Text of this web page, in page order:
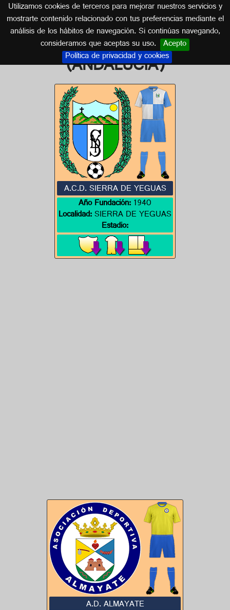
Utilizamos cookies de terceros para mejorar nuestros servicios y
mostrarte contenido relacionado con tus preferencias mediante el
análisis de los hábitos de navegación. Si continúas navegando,
consideramos que aceptas su uso. Acepto
Política de privacidad y cookies
Escudos de MÁLAGA
(ANDALUCÍA)
MÁLAGA (ANDALUCÍA)
A.C.D. SIERRA DE YEGUAS
Año Fundación:1940
Localidad:SIERRA DE YEGUAS
Estadio:
A.D. ALMAYATE